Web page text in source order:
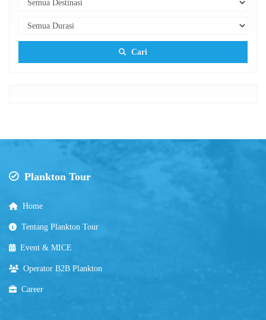
Cari
Plankton Tour
Home
Tentang Plankton Tour
Event & MICE
Operator B2B Plankton
Career